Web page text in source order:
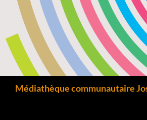
contenu
Médiathèque communautaire